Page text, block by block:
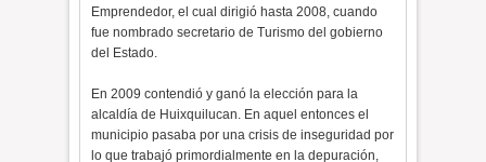
Emprendedor, el cual dirigió hasta 2008, cuando
fue nombrado secretario de Turismo del gobierno
del Estado.
En 2009 contendió y ganó la elección para la
alcaldía de Huixquilucan. En aquel entonces el
municipio pasaba por una crisis de inseguridad por
lo que trabajó primordialmente en la depuración,